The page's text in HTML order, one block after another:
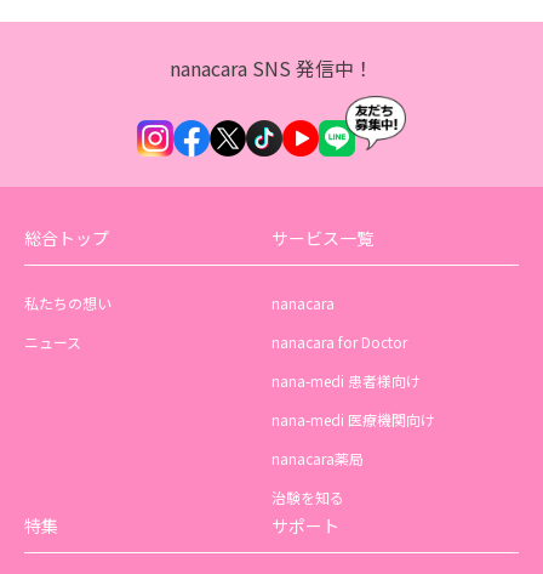
nanacara SNS 発信中！
総合トップ
私たちの想い
ニュース
サービス一覧
nanacara
nanacara for Doctor
nana-medi 患者様向け
nana-medi 医療機関向け
nanacara薬局
治験を知る
特集 サポート